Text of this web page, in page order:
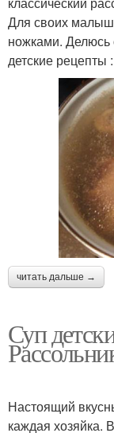
Для своих
ножками. Делюсь
детские рецепты :
читать дальше →
Суп
Настоящий
каждая хозяйка.